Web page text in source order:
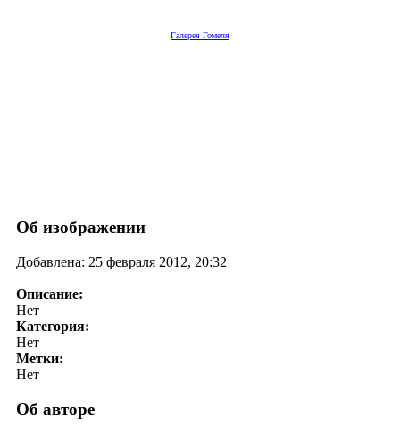
Галерея Гомеля
Об изображении
Добавлена: 25 февраля 2012, 20:32
Описание:
Нет
Категория:
Нет
Метки:
Нет
Об авторе